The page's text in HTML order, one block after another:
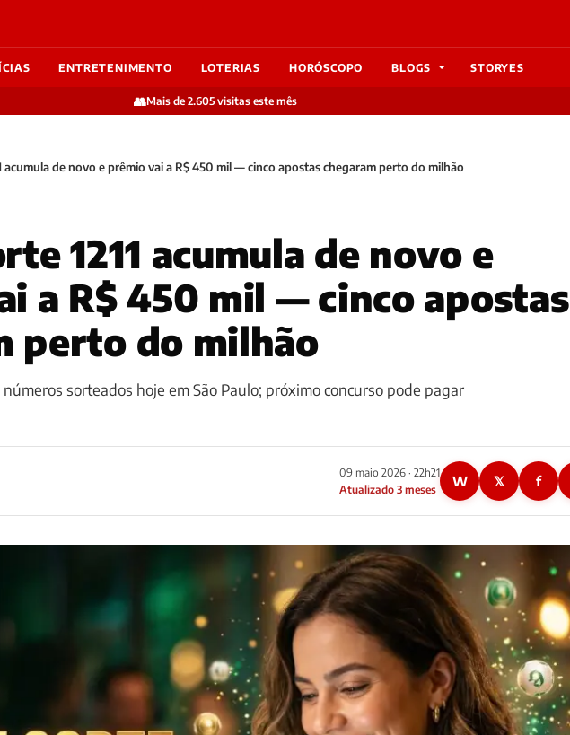
ENTRETENIMENTO LOTERIAS HORÓSCOPO BLOGS STORYES
👥Mais de 2.605 visitas este mês
acumula de novo e prêmio vai a R$ 450 mil — cinco apostas chegaram perto do milhão
1211 acumula de novo e
a R$ 450 mil — cinco apostas
perto do milhão
sorteados hoje em São Paulo; próximo concurso pode pagar
09 maio 2026 · 22h21
Atualizado 3 meses
W 𝕏 f